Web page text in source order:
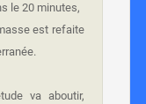
le 20 minutes,
est refaite
va aboutir,